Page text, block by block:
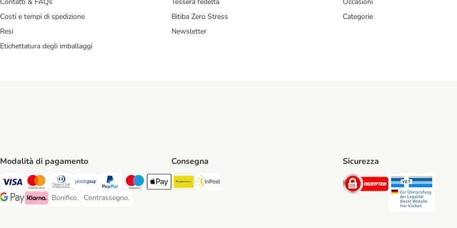
Costi e tempi di spedizione
Resi
Etichettatura degli imballaggi
Bitiba Zero Stress
Newsletter
Categorie
Modalità di pagamento
Visa. Payment Method
Mastercard. Payment Method
Diners Club. Payment Method
Postepay. Payment Method
PayPal. Payment Method
Maestro. Payment Method
Apple pay. Payment Method
Google Pay Payment Method
Klarna Payment Method
Bonifico.
Bonifico. Payment Method
Contrassegno.
Contrassegno. Payment Method
Consegna
Poste Italiane. Shipping Method
Sicurezza
Security